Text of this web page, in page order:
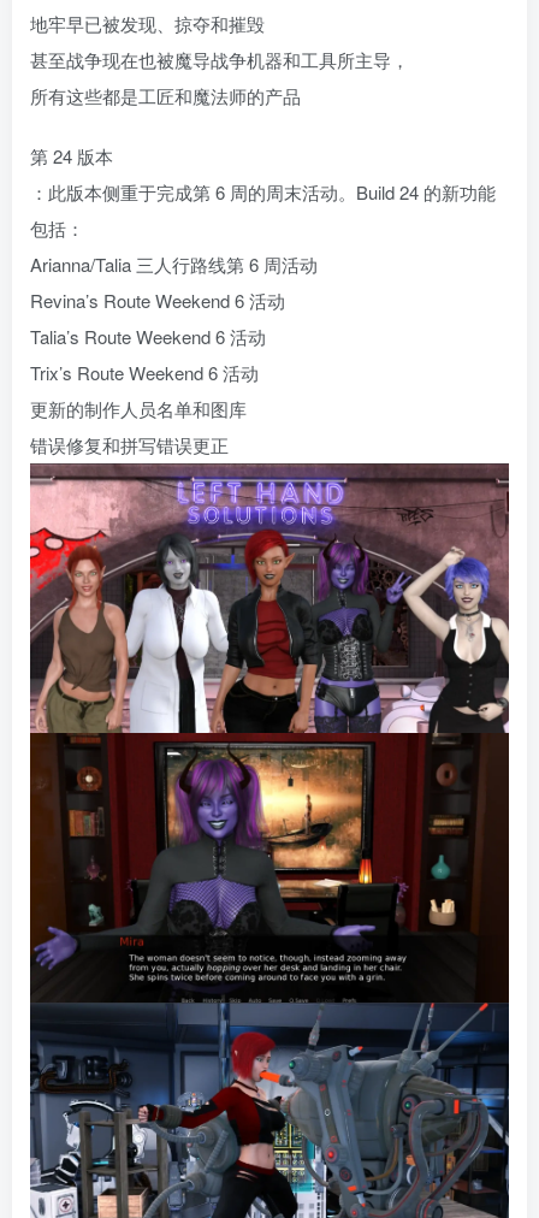
地牢早已被发现、掠夺和摧毁
甚至战争现在也被魔导战争机器和工具所主导，
所有这些都是工匠和魔法师的产品
第 24 版本
：此版本侧重于完成第 6 周的周末活动。Build 24 的新功能
包括：
Arianna/Talia 三人行路线第 6 周活动
Revina’s Route Weekend 6 活动
Talia’s Route Weekend 6 活动
Trix’s Route Weekend 6 活动
更新的制作人员名单和图库
错误修复和拼写错误更正